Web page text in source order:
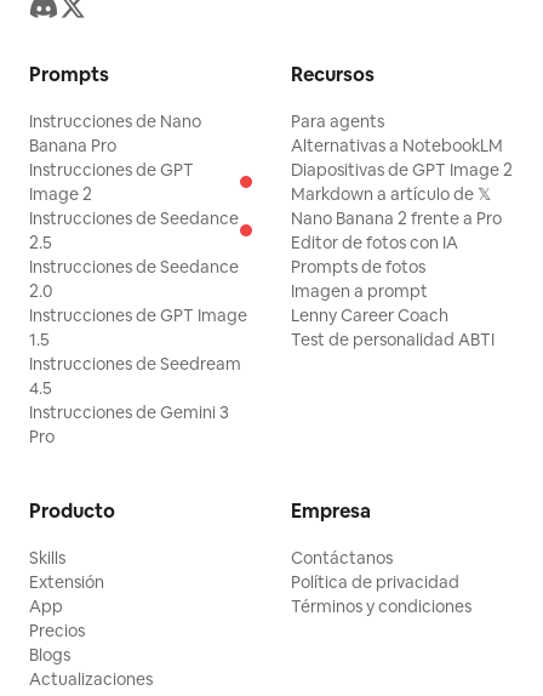
Prompts
Instrucciones de Nano
Banana Pro
Instrucciones de GPT
Image 2
Instrucciones de Seedance
2.5
Instrucciones de Seedance
2.0
Instrucciones de GPT Image
1.5
Instrucciones de Seedream
4.5
Instrucciones de Gemini 3
Pro
Recursos
Para agents
Alternativas a NotebookLM
Diapositivas de GPT Image 2
Markdown a artículo de 𝕏
Nano Banana 2 frente a Pro
Editor de fotos con IA
Prompts de fotos
Imagen a prompt
Lenny Career Coach
Test de personalidad ABTI
Producto
Skills
Extensión
App
Precios
Blogs
Actualizaciones
Empresa
Contáctanos
Política de privacidad
Términos y condiciones